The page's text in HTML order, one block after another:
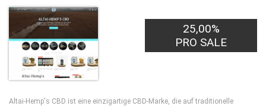
25,00%
PRO SALE
Altai-Hemp's CBD ist eine einzigartige CBD-Marke, die auf traditionelle